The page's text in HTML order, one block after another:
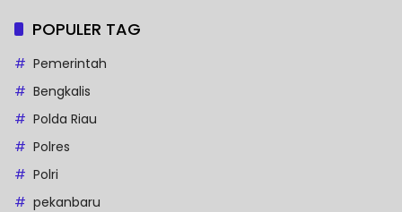
POPULER TAG
Pemerintah
Bengkalis
Polda Riau
Polres
Polri
pekanbaru